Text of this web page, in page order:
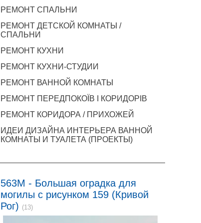
РЕМОНТ СПАЛЬНИ
РЕМОНТ ДЕТСКОЙ КОМНАТЫ /
СПАЛЬНИ
РЕМОНТ КУХНИ
РЕМОНТ КУХНИ-СТУДИИ
РЕМОНТ ВАННОЙ КОМНАТЫ
РЕМОНТ ПЕРЕДПОКОЇВ І КОРИДОРІВ
РЕМОНТ КОРИДОРА / ПРИХОЖЕЙ
ИДЕИ ДИЗАЙНА ИНТЕРЬЕРА ВАННОЙ
КОМНАТЫ И ТУАЛЕТА (ПРОЕКТЫ)
563M - Большая оградка для
могилы с рисунком 159 (Кривой
Рог) (13)